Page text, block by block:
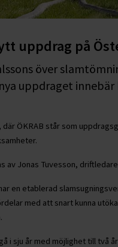
uppdrag på
över
uppdraget
ÖKRAB står som
av Jonas Tuvesson,
en etablerad
med att snart kunna
i sju år med möjlighet till två